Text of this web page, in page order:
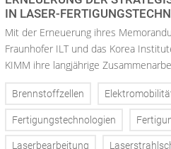
IN LASER-
Mit der Erneuerung ihres
Fraunhofer ILT und das Korea
KIMM ihre langjährige
Brennstoffzellen
Fertigungstechnologien
Laserbearbeitung